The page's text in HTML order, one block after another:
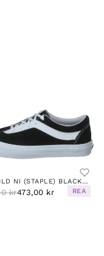
UA BOLD NI (STAPLE) BLACK/TRUE WHITE
kr473,00 kr REA